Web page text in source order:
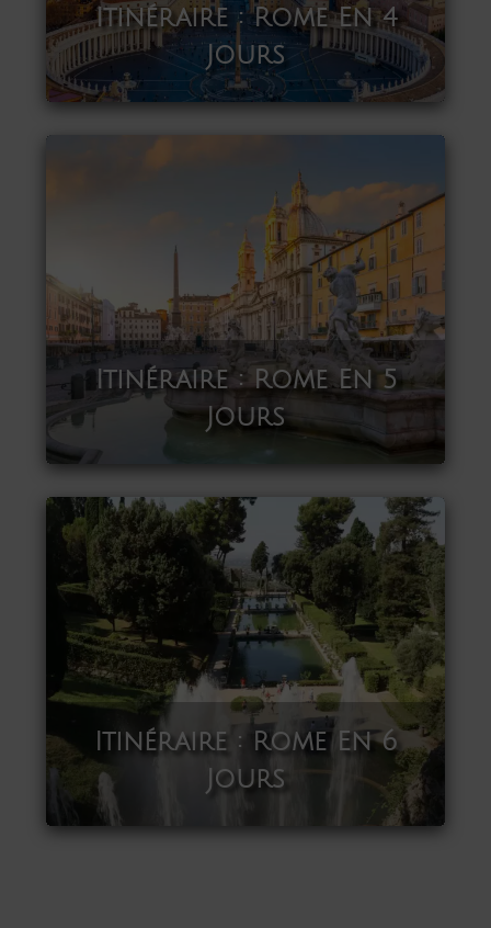
Itinéraire : Rome En 4
Jours
Itinéraire : Rome En 5
Jours
Itinéraire : Rome En 6
Jours